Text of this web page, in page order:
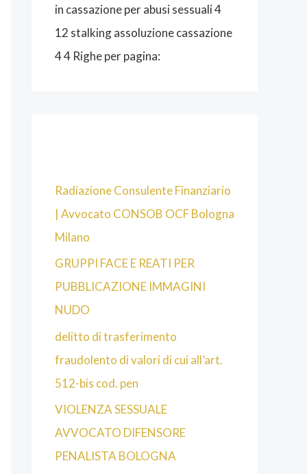
in cassazione per abusi sessuali 4
12 stalking assoluzione cassazione
4 4 Righe per pagina:
Radiazione Consulente Finanziario
| Avvocato CONSOB OCF Bologna
Milano
GRUPPI FACE E REATI PER
PUBBLICAZIONE IMMAGINI
NUDO
delitto di trasferimento
fraudolento di valori di cui all’art.
512-bis cod. pen
VIOLENZA SESSUALE
AVVOCATO DIFENSORE
PENALISTA BOLOGNA